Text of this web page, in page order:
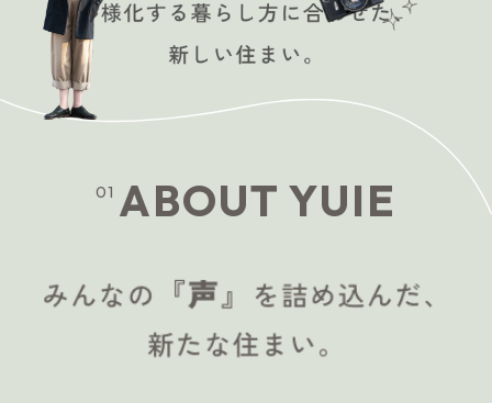
01 ABOUT YUIE